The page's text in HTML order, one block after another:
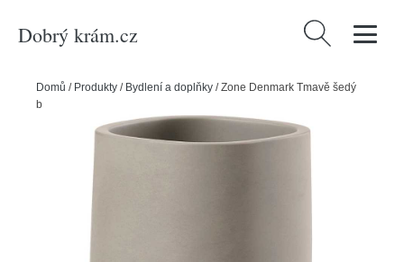
Dobrý krám.cz Vyhledávání
Domů / Produkty / Bydlení a doplňky /Zone Denmark Tmavě šedý
betonový stojan na zubní kartáčky Time